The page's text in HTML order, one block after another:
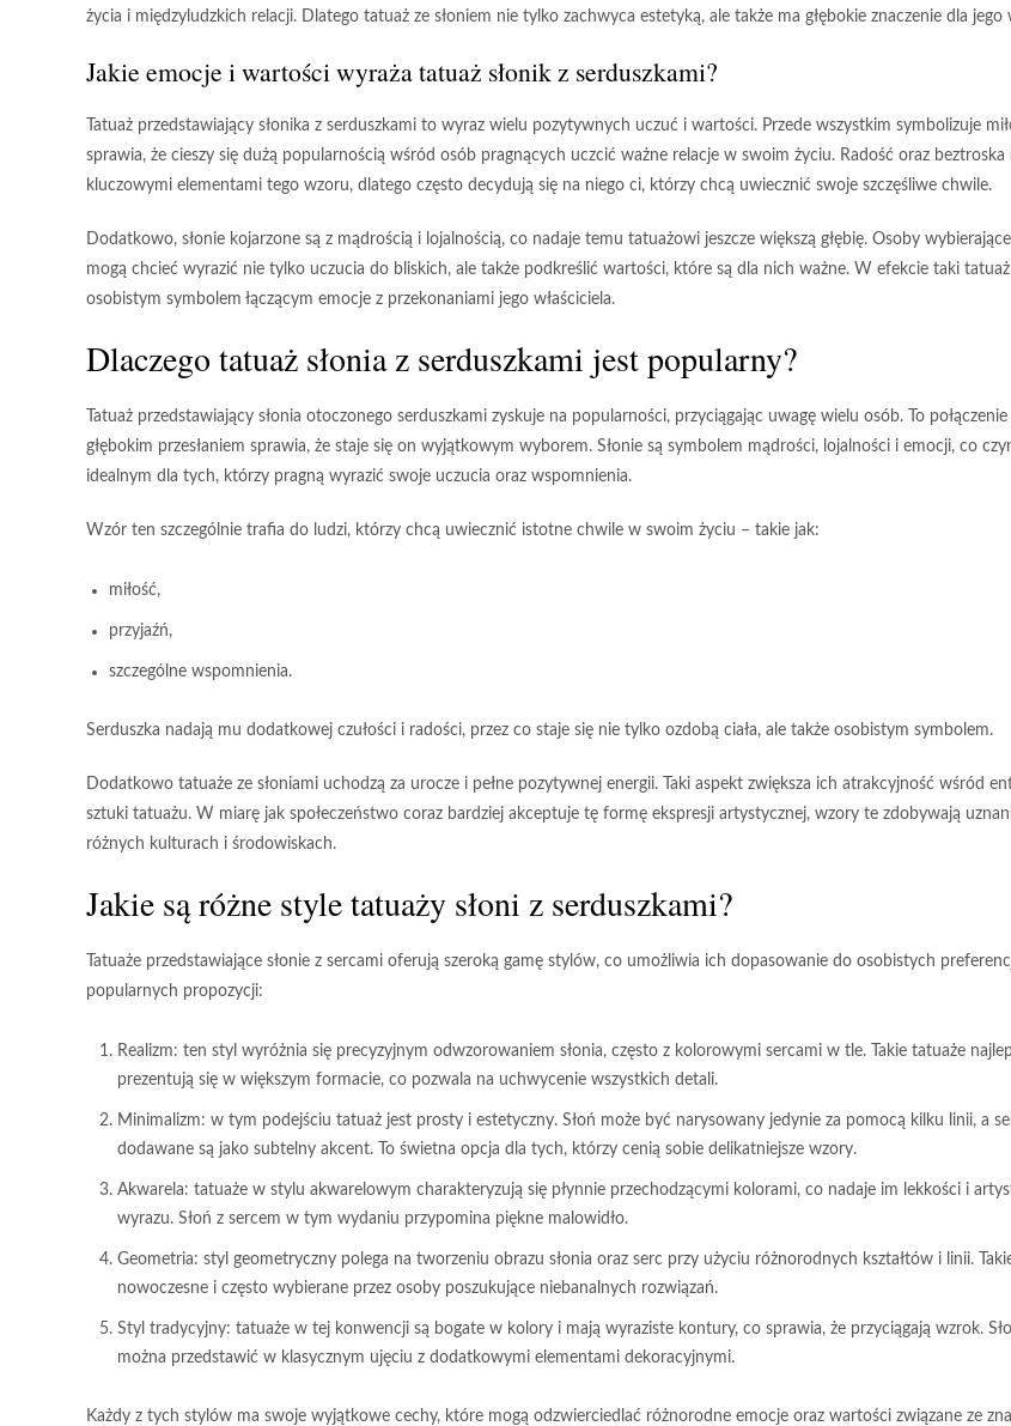
życia i międzyludzkich relacji. Dlatego tatuaż ze słoniem nie tylko zachwyca estetyką, ale także ma głębokie znaczenie dla jego
Jakie emocje i wartości wyraża tatuaż słonik z serduszkami?
Tatuaż przedstawiający słonika z serduszkami to wyraz wielu pozytywnych uczuć i wartości. Przede wszystkim symbolizuje
sprawia, że cieszy się dużą popularnością wśród osób pragnących uczcić ważne relacje w swoim życiu. Radość oraz beztroska
kluczowymi elementami tego wzoru, dlatego często decydują się na niego ci, którzy chcą uwiecznić swoje szczęśliwe chwile.
Dodatkowo, słonie kojarzone są z mądrością i lojalnością, co nadaje temu tatuażowi jeszcze większą głębię. Osoby
mogą chcieć wyrazić nie tylko uczucia do bliskich, ale także podkreślić wartości, które są dla nich ważne. W efekcie taki tatuaż
osobistym symbolem łączącym emocje z przekonaniami jego właściciela.
Dlaczego tatuaż słonia z serduszkami jest popularny?
Tatuaż przedstawiający słonia otoczonego serduszkami zyskuje na popularności, przyciągając uwagę wielu osób. To
głębokim przesłaniem sprawia, że staje się on wyjątkowym wyborem. Słonie są symbolem mądrości, lojalności i emocji, co
idealnym dla tych, którzy pragną wyrazić swoje uczucia oraz wspomnienia.
Wzór ten szczególnie trafia do ludzi, którzy chcą uwiecznić istotne chwile w swoim życiu – takie jak:
miłość,
przyjaźń,
szczególne wspomnienia.
Serduszka nadają mu dodatkowej czułości i radości, przez co staje się nie tylko ozdobą ciała, ale także osobistym symbolem.
Dodatkowo tatuaże ze słoniami uchodzą za urocze i pełne pozytywnej energii. Taki aspekt zwiększa ich atrakcyjność wśród
sztuki tatuażu. W miarę jak społeczeństwo coraz bardziej akceptuje tę formę ekspresji artystycznej, wzory te zdobywają
różnych kulturach i środowiskach.
Jakie są różne style tatuaży słoni z serduszkami?
Tatuaże przedstawiające słonie z sercami oferują szeroką gamę stylów, co umożliwia ich dopasowanie do osobistych
popularnych propozycji:
Realizm: ten styl wyróżnia się precyzyjnym odwzorowaniem słonia, często z kolorowymi sercami w tle. Takie tatuaże
prezentują się w większym formacie, co pozwala na uchwycenie wszystkich detali.
Minimalizm: w tym podejściu tatuaż jest prosty i estetyczny. Słoń może być narysowany jedynie za pomocą kilku linii, a
dodawane są jako subtelny akcent. To świetna opcja dla tych, którzy cenią sobie delikatniejsze wzory.
Akwarela: tatuaże w stylu akwarelowym charakteryzują się płynnie przechodzącymi kolorami, co nadaje im lekkości i
wyrazu. Słoń z sercem w tym wydaniu przypomina piękne malowidło.
Geometria: styl geometryczny polega na tworzeniu obrazu słonia oraz serc przy użyciu różnorodnych kształtów i linii.
nowoczesne i często wybierane przez osoby poszukujące niebanalnych rozwiązań.
Styl tradycyjny: tatuaże w tej konwencji są bogate w kolory i mają wyraziste kontury, co sprawia, że przyciągają wzrok.
można przedstawić w klasycznym ujęciu z dodatkowymi elementami dekoracyjnymi.
Każdy z tych stylów ma swoje wyjątkowe cechy, które mogą odzwierciedlać różnorodne emocje oraz wartości związane ze